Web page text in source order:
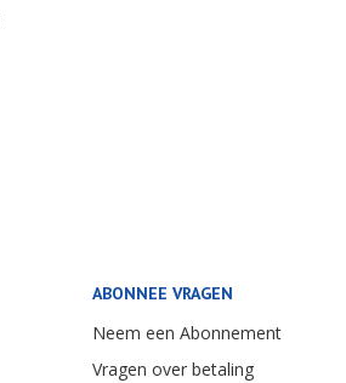
ABONNEE VRAGEN
Neem een Abonnement
Vragen over betaling